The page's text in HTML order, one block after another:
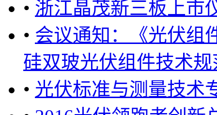
• 浙江晶茂新三板上市
• 会议通知：《光伏组
硅双玻光伏组件技术
• 光伏标准与测量技术